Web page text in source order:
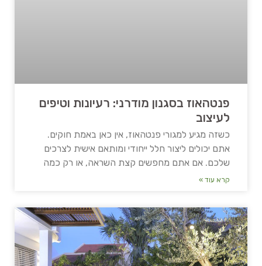
פנטהאוז בסגנון מודרני: רעיונות וטיפים
לעיצוב
כשזה מגיע למגורי פנטהאוז, אין כאן באמת חוקים.
אתם יכולים ליצור חלל ייחודי ומותאם אישית לצרכים
שלכם. אם אתם מחפשים קצת השראה, או רק כמה
קרא עוד »